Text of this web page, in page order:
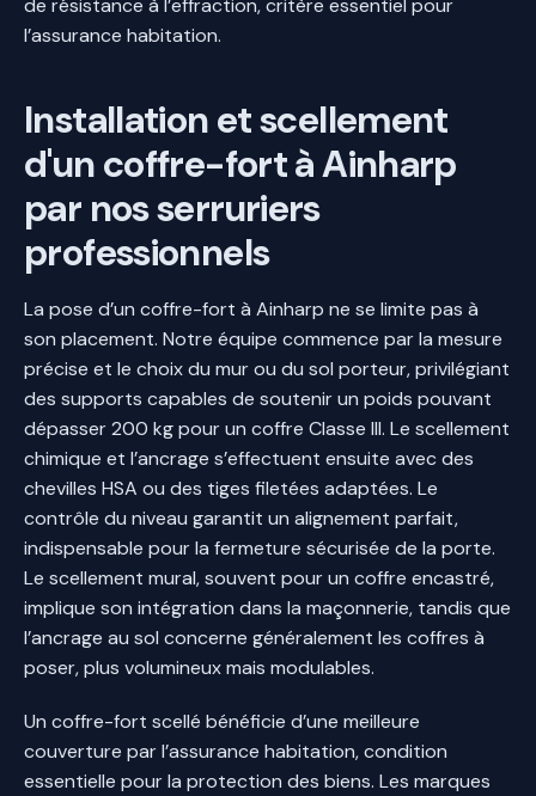
l’assurance habitation.
Installation et scellement
d'un coffre-fort à Ainharp
par nos serruriers
professionnels
La pose d’un coffre-fort à Ainharp ne se limite pas à
son placement. Notre équipe commence par la mesure
précise et le choix du mur ou du sol porteur, privilégiant
des supports capables de soutenir un poids pouvant
dépasser 200 kg pour un coffre Classe III. Le scellement
chimique et l’ancrage s’effectuent ensuite avec des
chevilles HSA ou des tiges filetées adaptées. Le
contrôle du niveau garantit un alignement parfait,
indispensable pour la fermeture sécurisée de la porte.
Le scellement mural, souvent pour un coffre encastré,
implique son intégration dans la maçonnerie, tandis que
l’ancrage au sol concerne généralement les coffres à
poser, plus volumineux mais modulables.
Un coffre-fort scellé bénéficie d’une meilleure
couverture par l’assurance habitation, condition
essentielle pour la protection des biens. Les marques